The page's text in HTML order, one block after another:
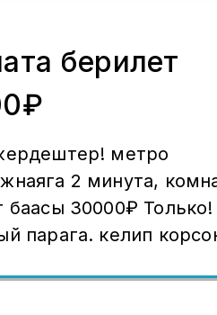
берилет
метро
2 минута,
баасы 30000₽ Только!
парага. келип